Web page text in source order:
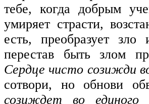
тебе, когда добрым
умиряет страсти,
есть, преобразует
перестав быть злом
Сердце чисто созижди
сотвори, но обнови
созиждет во единого